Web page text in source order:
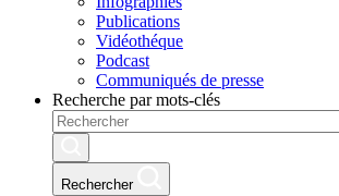
Publications
Vidéothéque
Podcast
Communiqués de presse
Recherche par mots-clés
Rechercher